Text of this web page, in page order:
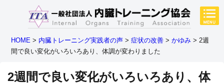
HOME > 内臓トレーニング実践者の声 >症状の改善 >かゆみ >2週
間で良い変化がいろいろあり、体調が変わりました
2週間で良い変化がいろいろあり、体